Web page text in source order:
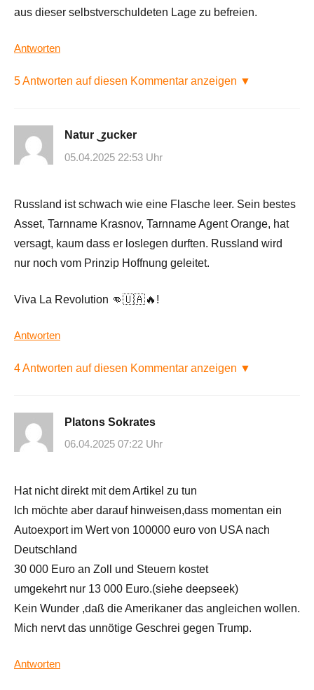
aus dieser selbstverschuldeten Lage zu befreien.
Antworten
5 Antworten auf diesen Kommentar anzeigen ▼
Natur ͜zucker
05.04.2025 22:53 Uhr
Russland ist schwach wie eine Flasche leer. Sein bestes
Asset, Tarnname Krasnov, Tarnname Agent Orange, hat
versagt, kaum dass er loslegen durften. Russland wird
nur noch vom Prinzip Hoffnung geleitet.
Viva La Revolution 👊🇺🇦🔥!
Antworten
4 Antworten auf diesen Kommentar anzeigen ▼
Platons Sokrates
06.04.2025 07:22 Uhr
Hat nicht direkt mit dem Artikel zu tun
Ich möchte aber darauf hinweisen,dass momentan ein
Autoexport im Wert von 100000 euro von USA nach
Deutschland
30 000 Euro an Zoll und Steuern kostet
umgekehrt nur 13 000 Euro.(siehe deepseek)
Kein Wunder ,daß die Amerikaner das angleichen wollen.
Mich nervt das unnötige Geschrei gegen Trump.
Antworten